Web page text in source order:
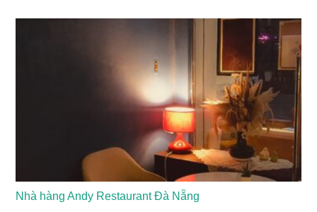
Nhà hàng Andy Restaurant Đà Nẵng